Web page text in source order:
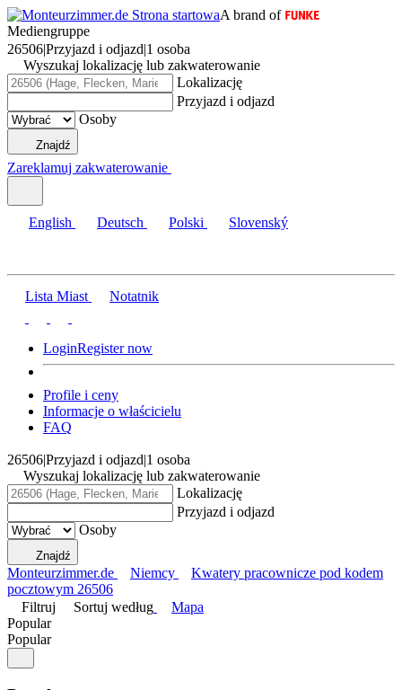
A brand of
Mediengruppe
26506|Przyjazd i odjazd|1 osoba
Wyszukaj lokalizację lub zakwaterowanie
Lokalizację
Przyjazd i odjazd
Osoby
Znajdź
Zareklamuj zakwaterowanie
English Deutsch Polski Slovenský
Lista Miast Notatnik
LoginRegister now
Profile i ceny
Informacje o właścicielu
FAQ
26506|Przyjazd i odjazd|1 osoba
Wyszukaj lokalizację lub zakwaterowanie
Lokalizację
Przyjazd i odjazd
Osoby
Znajdź
Monteurzimmer.de Niemcy
Kwatery pracownicze pod kodem
pocztowym 26506
Filtruj
Sortuj według
Mapa
Popular
Popular